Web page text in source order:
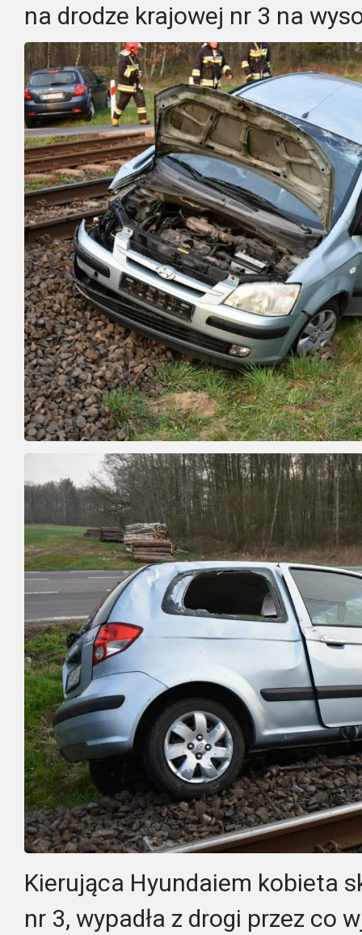
na drodze krajowej nr 3 na
Kierująca Hyundaiem kobieta
nr 3, wypadła z drogi przez co